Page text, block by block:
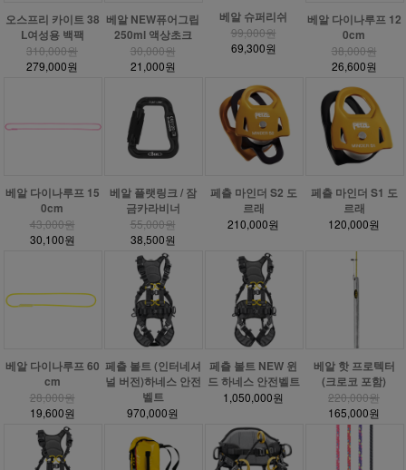
오스프리 카이트 38
L여성용 백팩
310,000원
279,000원
베알 NEW퓨어그립
250ml 액상초크
30,000원
21,000원
베알 슈퍼리쉬
99,000원
69,300원
베알 다이나루프 12
0cm
38,000원
26,600원
베알 다이나루프 15
0cm
43,000원
30,100원
베알 플랫링크 / 잠
금카라비너
55,000원
38,500원
페츨 마인더 S2 도
르래
210,000원
페츨 마인더 S1 도
르래
120,000원
베알 다이나루프 60
cm
28,000원
19,600원
페츨 볼트 (인터네셔
널 버전)하네스 안전
벨트
970,000원
페츨 볼트 NEW 윈
드 하네스 안전벨트
1,050,000원
베알 핫 프로텍터
(크로코 포함)
220,000원
165,000원